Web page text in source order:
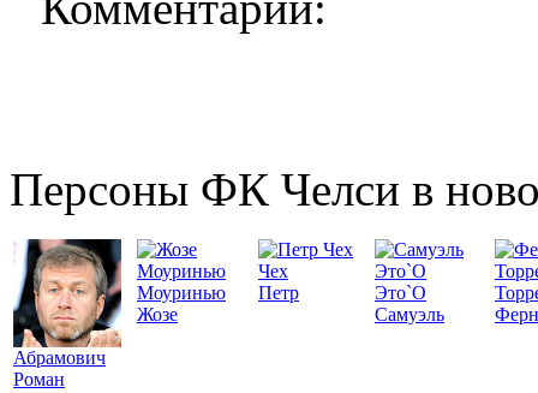
Персоны ФК Челси в
Абрамович
Роман
Моуринью
Жозе
Чех
Петр
Это`О
Самуэль